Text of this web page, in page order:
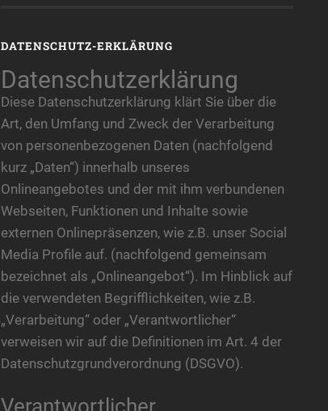
DATENSCHUTZ-ERKLÄRUNG
Datenschutzerklärung
Diese Datenschutzerklärung klärt Sie über die
Art, den Umfang und Zweck der Verarbeitung
von personenbezogenen Daten (nachfolgend
kurz „Daten“) innerhalb unseres
Onlineangebotes und der mit ihm verbundenen
Webseiten, Funktionen und Inhalte sowie
externen Onlinepräsenzen, wie z.B. unser Social
Media Profile auf. (nachfolgend gemeinsam
bezeichnet als „Onlineangebot“). Im Hinblick auf
die verwendeten Begrifflichkeiten, wie z.B.
„Verarbeitung“ oder „Verantwortlicher“
verweisen wir auf die Definitionen im Art. 4 der
Datenschutzgrundverordnung (DSGVO).